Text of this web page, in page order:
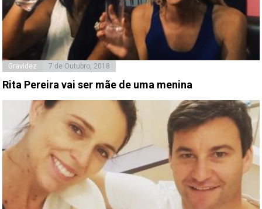
Gravidez 7 de Outubro, 2018
Rita Pereira vai ser mãe de uma menina